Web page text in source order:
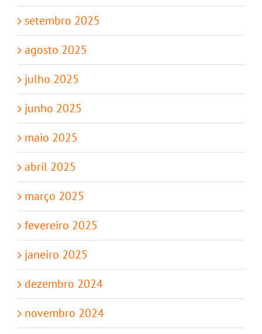
setembro 2025
agosto 2025
julho 2025
junho 2025
maio 2025
abril 2025
março 2025
fevereiro 2025
janeiro 2025
dezembro 2024
novembro 2024